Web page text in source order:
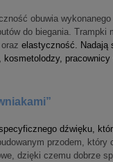
obuwia
do biegania.
elastyczność. Nadają
dźwięku,
przodem,
dzięki czemu dobrze